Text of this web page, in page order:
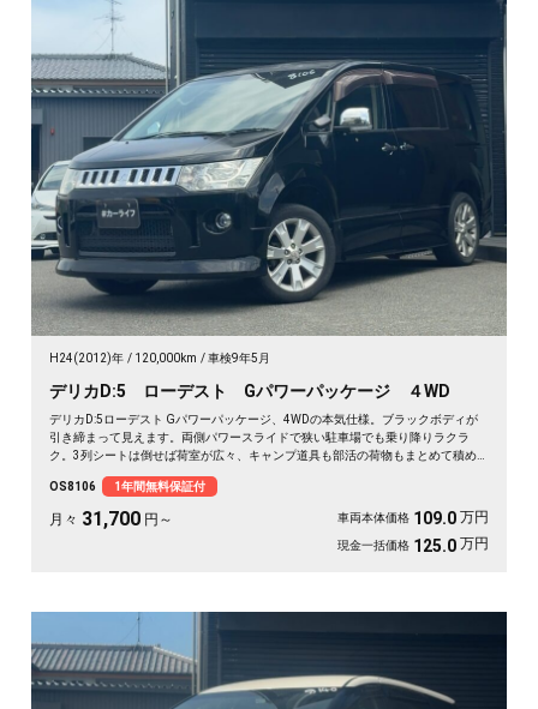
H24(2012)年 120,000km 車検9年5月
デリカD:5 ローデスト Gパワーパッケージ ４WD
デリカD:5ローデスト Gパワーパッケージ、4WDの本気仕様。ブラックボディが
引き締まって見えます。両側パワースライドで狭い駐車場でも乗り降りラクラ
ク。3列シートは倒せば荷室が広々、キャンプ道具も部活の荷物もまとめて積め
遠出も、これ一台で頼れる相棒に🚗✨💺🙌。安心して長く乗れる《1年保証付》で
OS8106 1年間無料保証付
月々 31,700 円～ 車両本体価格 109.0 万円
現金一括価格 125.0 万円